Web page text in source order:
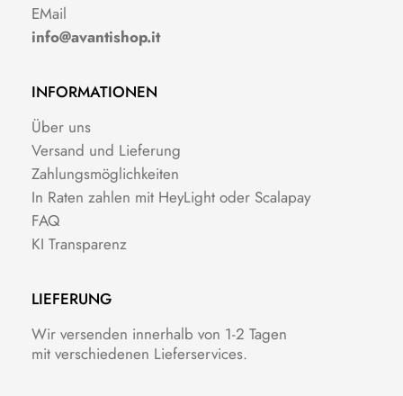
EMail
info@avantishop.it
INFORMATIONEN
Über uns
Versand und Lieferung
Zahlungsmöglichkeiten
In Raten zahlen mit HeyLight oder Scalapay
FAQ
KI Transparenz
LIEFERUNG
Wir versenden innerhalb von 1-2 Tagen
mit verschiedenen Lieferservices.